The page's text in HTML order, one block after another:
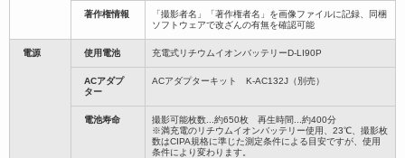
著作権情報
「撮影者名」「著作権者名」を画像ファイルに記録、同梱
ソフトウェアで改ざんの有無を確認可能
電源 使用電池 充電式リチウムイオンバッテリーD-LI90P
ACアダプ
ター
ACアダプターキット K-AC132J（別売）
電池寿命
撮影可能枚数...約650枚 再生時間...約400分
※満充電のリチウムイオンバッテリー使用、23℃、撮影枚
数はCIPA規格に準じた測定条件による目安ですが、使用
条件により変わります。